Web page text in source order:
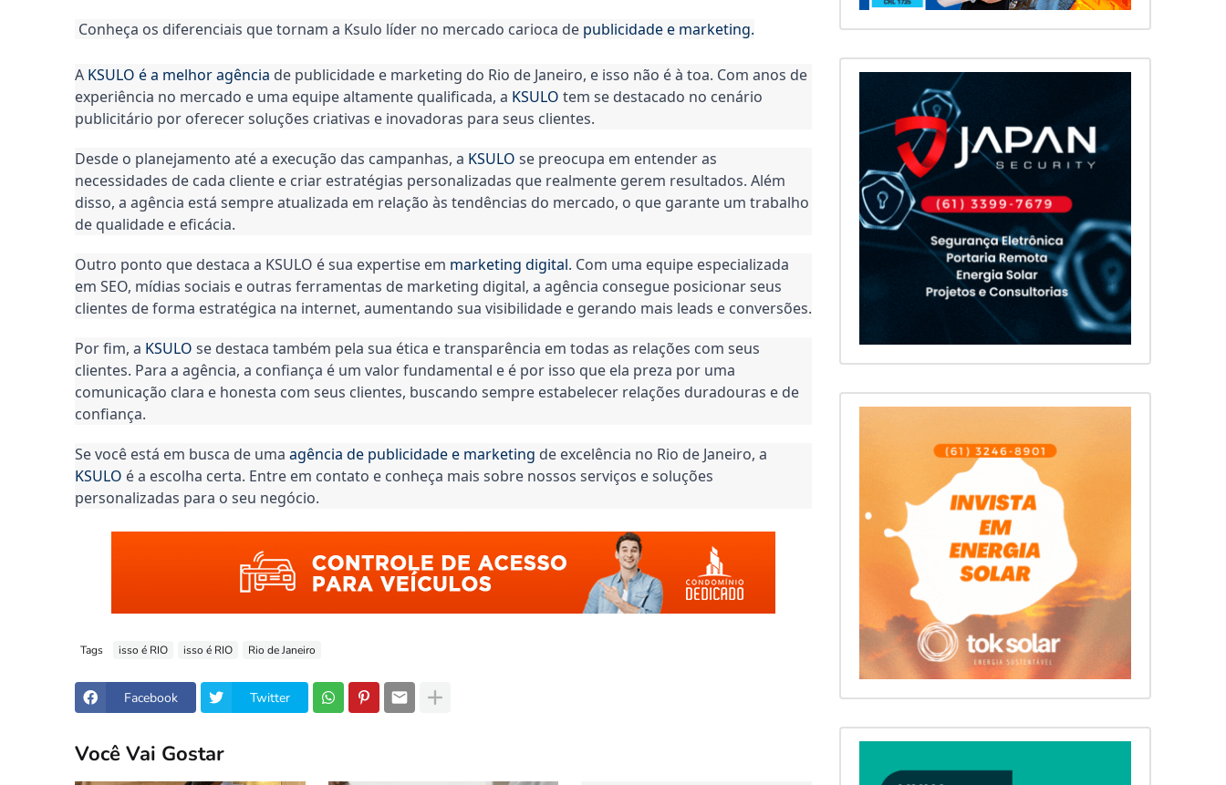
Conheça os diferenciais que tornam a Ksulo líder no mercado carioca de publicidade e marketing.
A KSULO é a melhor agência de publicidade e marketing do Rio de Janeiro, e isso não é à toa. Com anos de
experiência no mercado e uma equipe altamente qualificada, a KSULO tem se destacado no cenário
publicitário por oferecer soluções criativas e inovadoras para seus clientes.
Desde o planejamento até a execução das campanhas, a KSULO se preocupa em entender as
necessidades de cada cliente e criar estratégias personalizadas que realmente gerem resultados. Além
disso, a agência está sempre atualizada em relação às tendências do mercado, o que garante um trabalho
de qualidade e eficácia.
Outro ponto que destaca a KSULO é sua expertise em marketing digital. Com uma equipe especializada
em SEO, mídias sociais e outras ferramentas de marketing digital, a agência consegue posicionar seus
clientes de forma estratégica na internet, aumentando sua visibilidade e gerando mais leads e conversões.
Por fim, a KSULO se destaca também pela sua ética e transparência em todas as relações com seus
clientes. Para a agência, a confiança é um valor fundamental e é por isso que ela preza por uma
comunicação clara e honesta com seus clientes, buscando sempre estabelecer relações duradouras e de
confiança.
Se você está em busca de uma agência de publicidade e marketing
KSULO é a escolha certa. Entre em contato e conheça mais sobre nossos serviços e soluções
personalizadas para o seu negócio.
Tags isso é RIO isso é RIO Rio de Janeiro
Facebook Twitter
Você Vai Gostar